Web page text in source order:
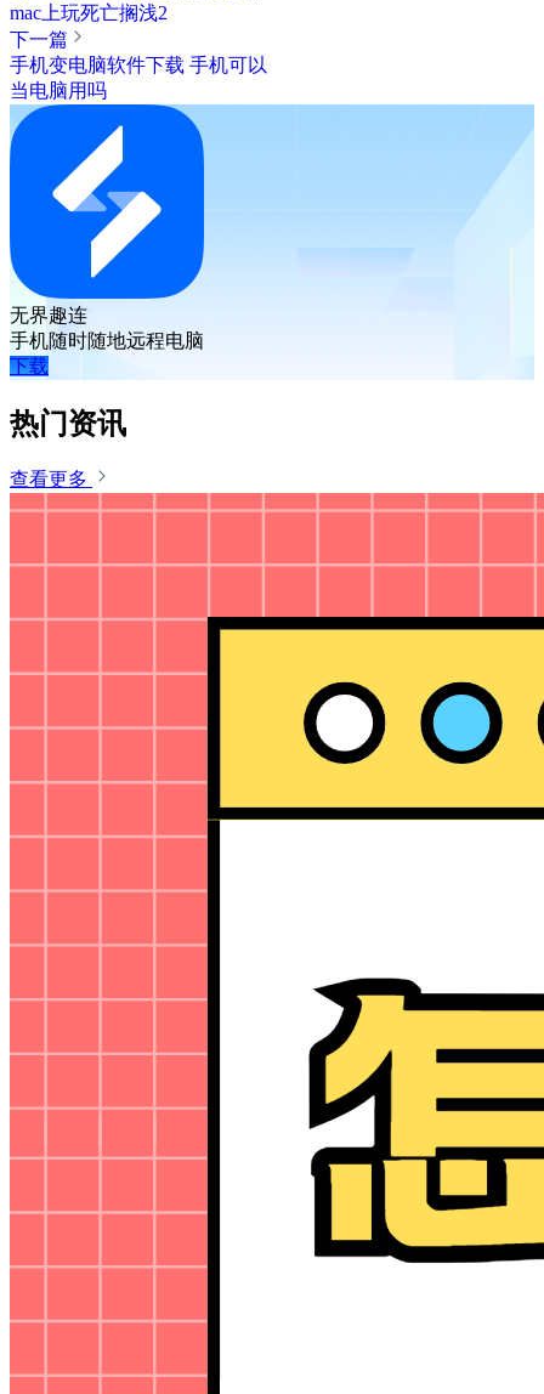
mac上玩死亡搁浅2
下一篇
手机变电脑软件下载 手机可以
当电脑用吗
无界趣连
手机随时随地远程电脑
下载
热门资讯
查看更多